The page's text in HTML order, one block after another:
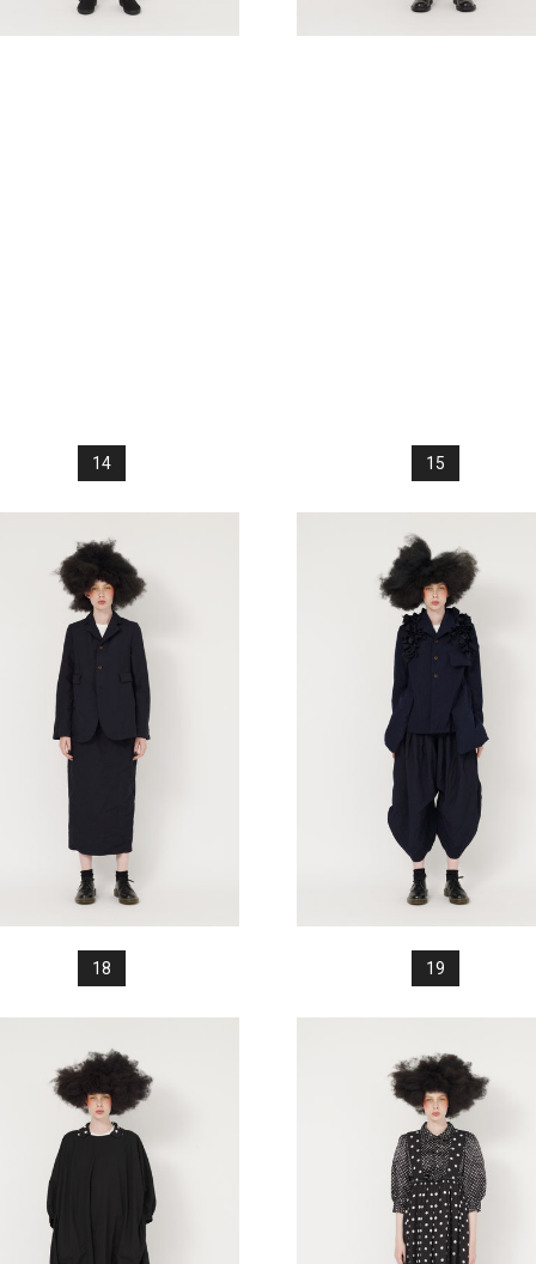
14 15
18 19